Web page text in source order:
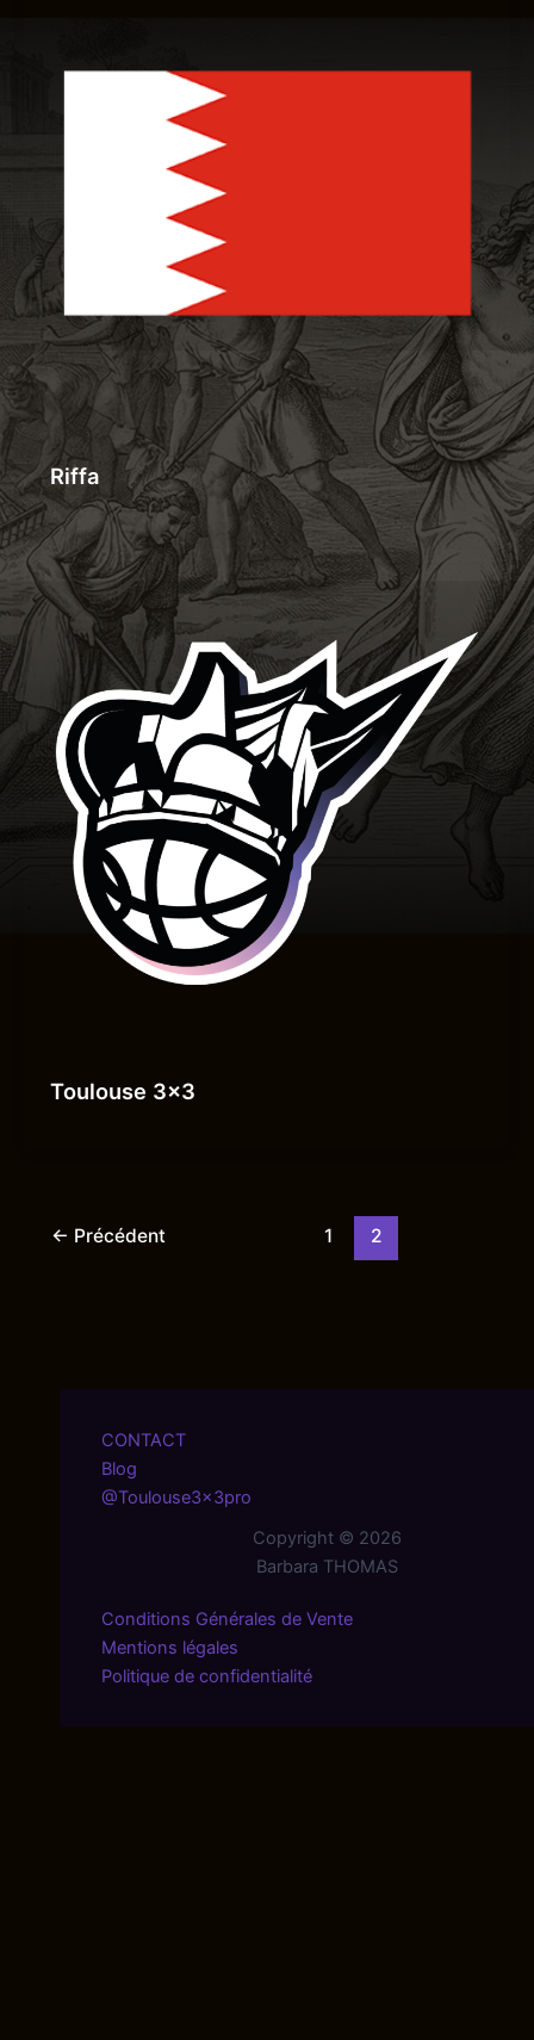
Riffa
Toulouse 3×3
← Précédent 1 2
CONTACT
Blog
@Toulouse3x3pro
Copyright © 2026
Barbara THOMAS
Conditions Générales de Vente
Mentions légales
Politique de confidentialité